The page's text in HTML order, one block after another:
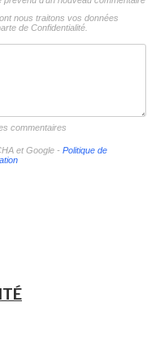
nous traitons vos données
de Confidentialité.
commentaires
et Google - Politique de